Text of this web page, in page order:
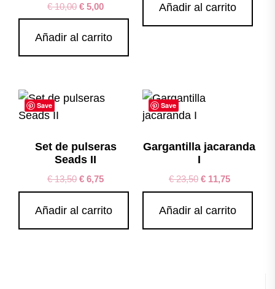
€10,00 € 5,00
Añadir al carrito
Añadir al carrito
Save
Set de pulseras
Seads II
€13,50 € 6,75
Añadir al carrito
Save
Gargantilla jacaranda
I
€23,50 €11,75
Añadir al carrito